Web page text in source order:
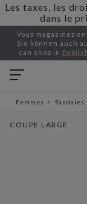
Les taxes, les
dans le
Vous magasinez en
Sie können auch
can shop in
Femmes Sandales
COUPE LARGE